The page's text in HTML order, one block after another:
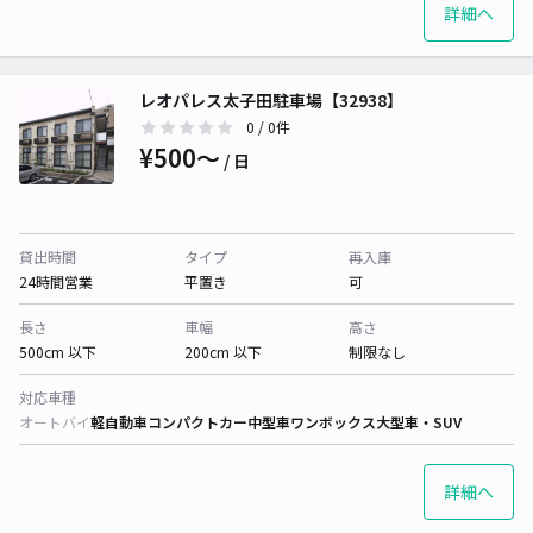
詳細へ
レオパレス太子田駐車場【32938】
0 / 0件
¥500〜 / 日
貸出時間
24時間営業
タイプ
平置き
再入庫
可
長さ
500cm 以下
車幅
200cm 以下
高さ
制限なし
対応車種
オートバイ軽自動車コンパクトカー中型車ワンボックス大型車・SUV
詳細へ